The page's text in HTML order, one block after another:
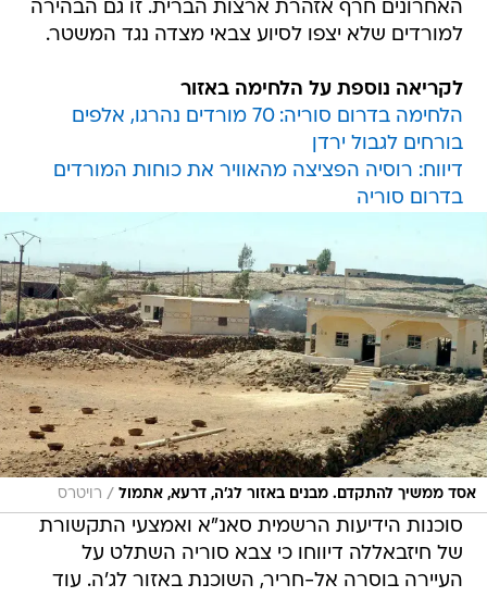
האחרונים חרף אזהרת ארצות הברית. זו גם הבהירה
למורדים שלא יצפו לסיוע צבאי מצדה נגד המשטר.
לקריאה נוספת על הלחימה באזור
הלחימה בדרום סוריה: 70 מורדים נהרגו, אלפים
בורחים לגבול ירדן
דיווח: רוסיה הפציצה מהאוויר את כוחות המורדים
בדרום סוריה
אסד ממשיך להתקדם. מבנים באזור לג'ה, דרעא, אתמול / רויטרס
סוכנות הידיעות הרשמית סאנ"א ואמצעי התקשורת
של חיזבאללה דיווחו כי צבא סוריה השתלט על
העיירה בוסרה אל-חריר, השוכנת באזור לג'ה. עוד